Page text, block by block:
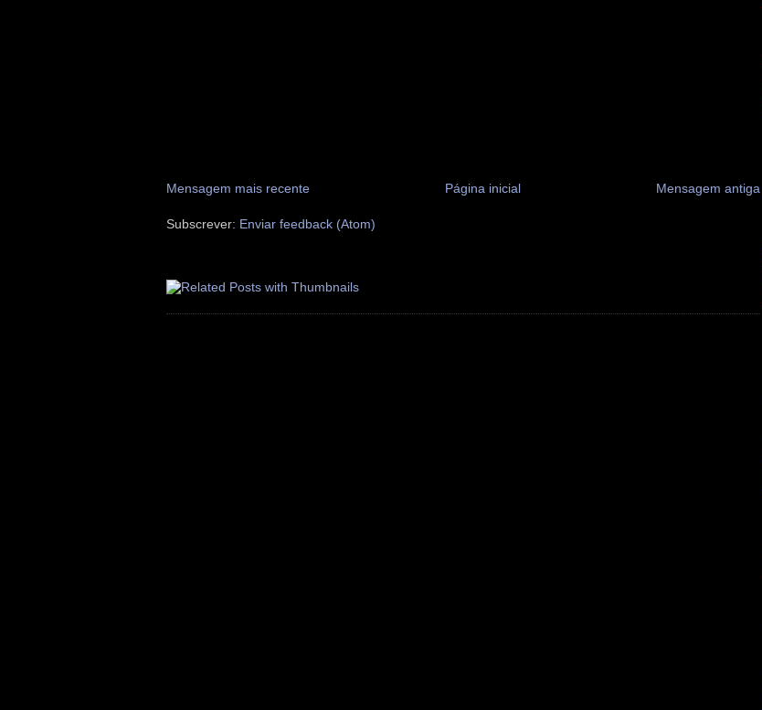
Mensagem mais recente Mensagem antiga
Página inicial
Subscrever: Enviar feedback (Atom)